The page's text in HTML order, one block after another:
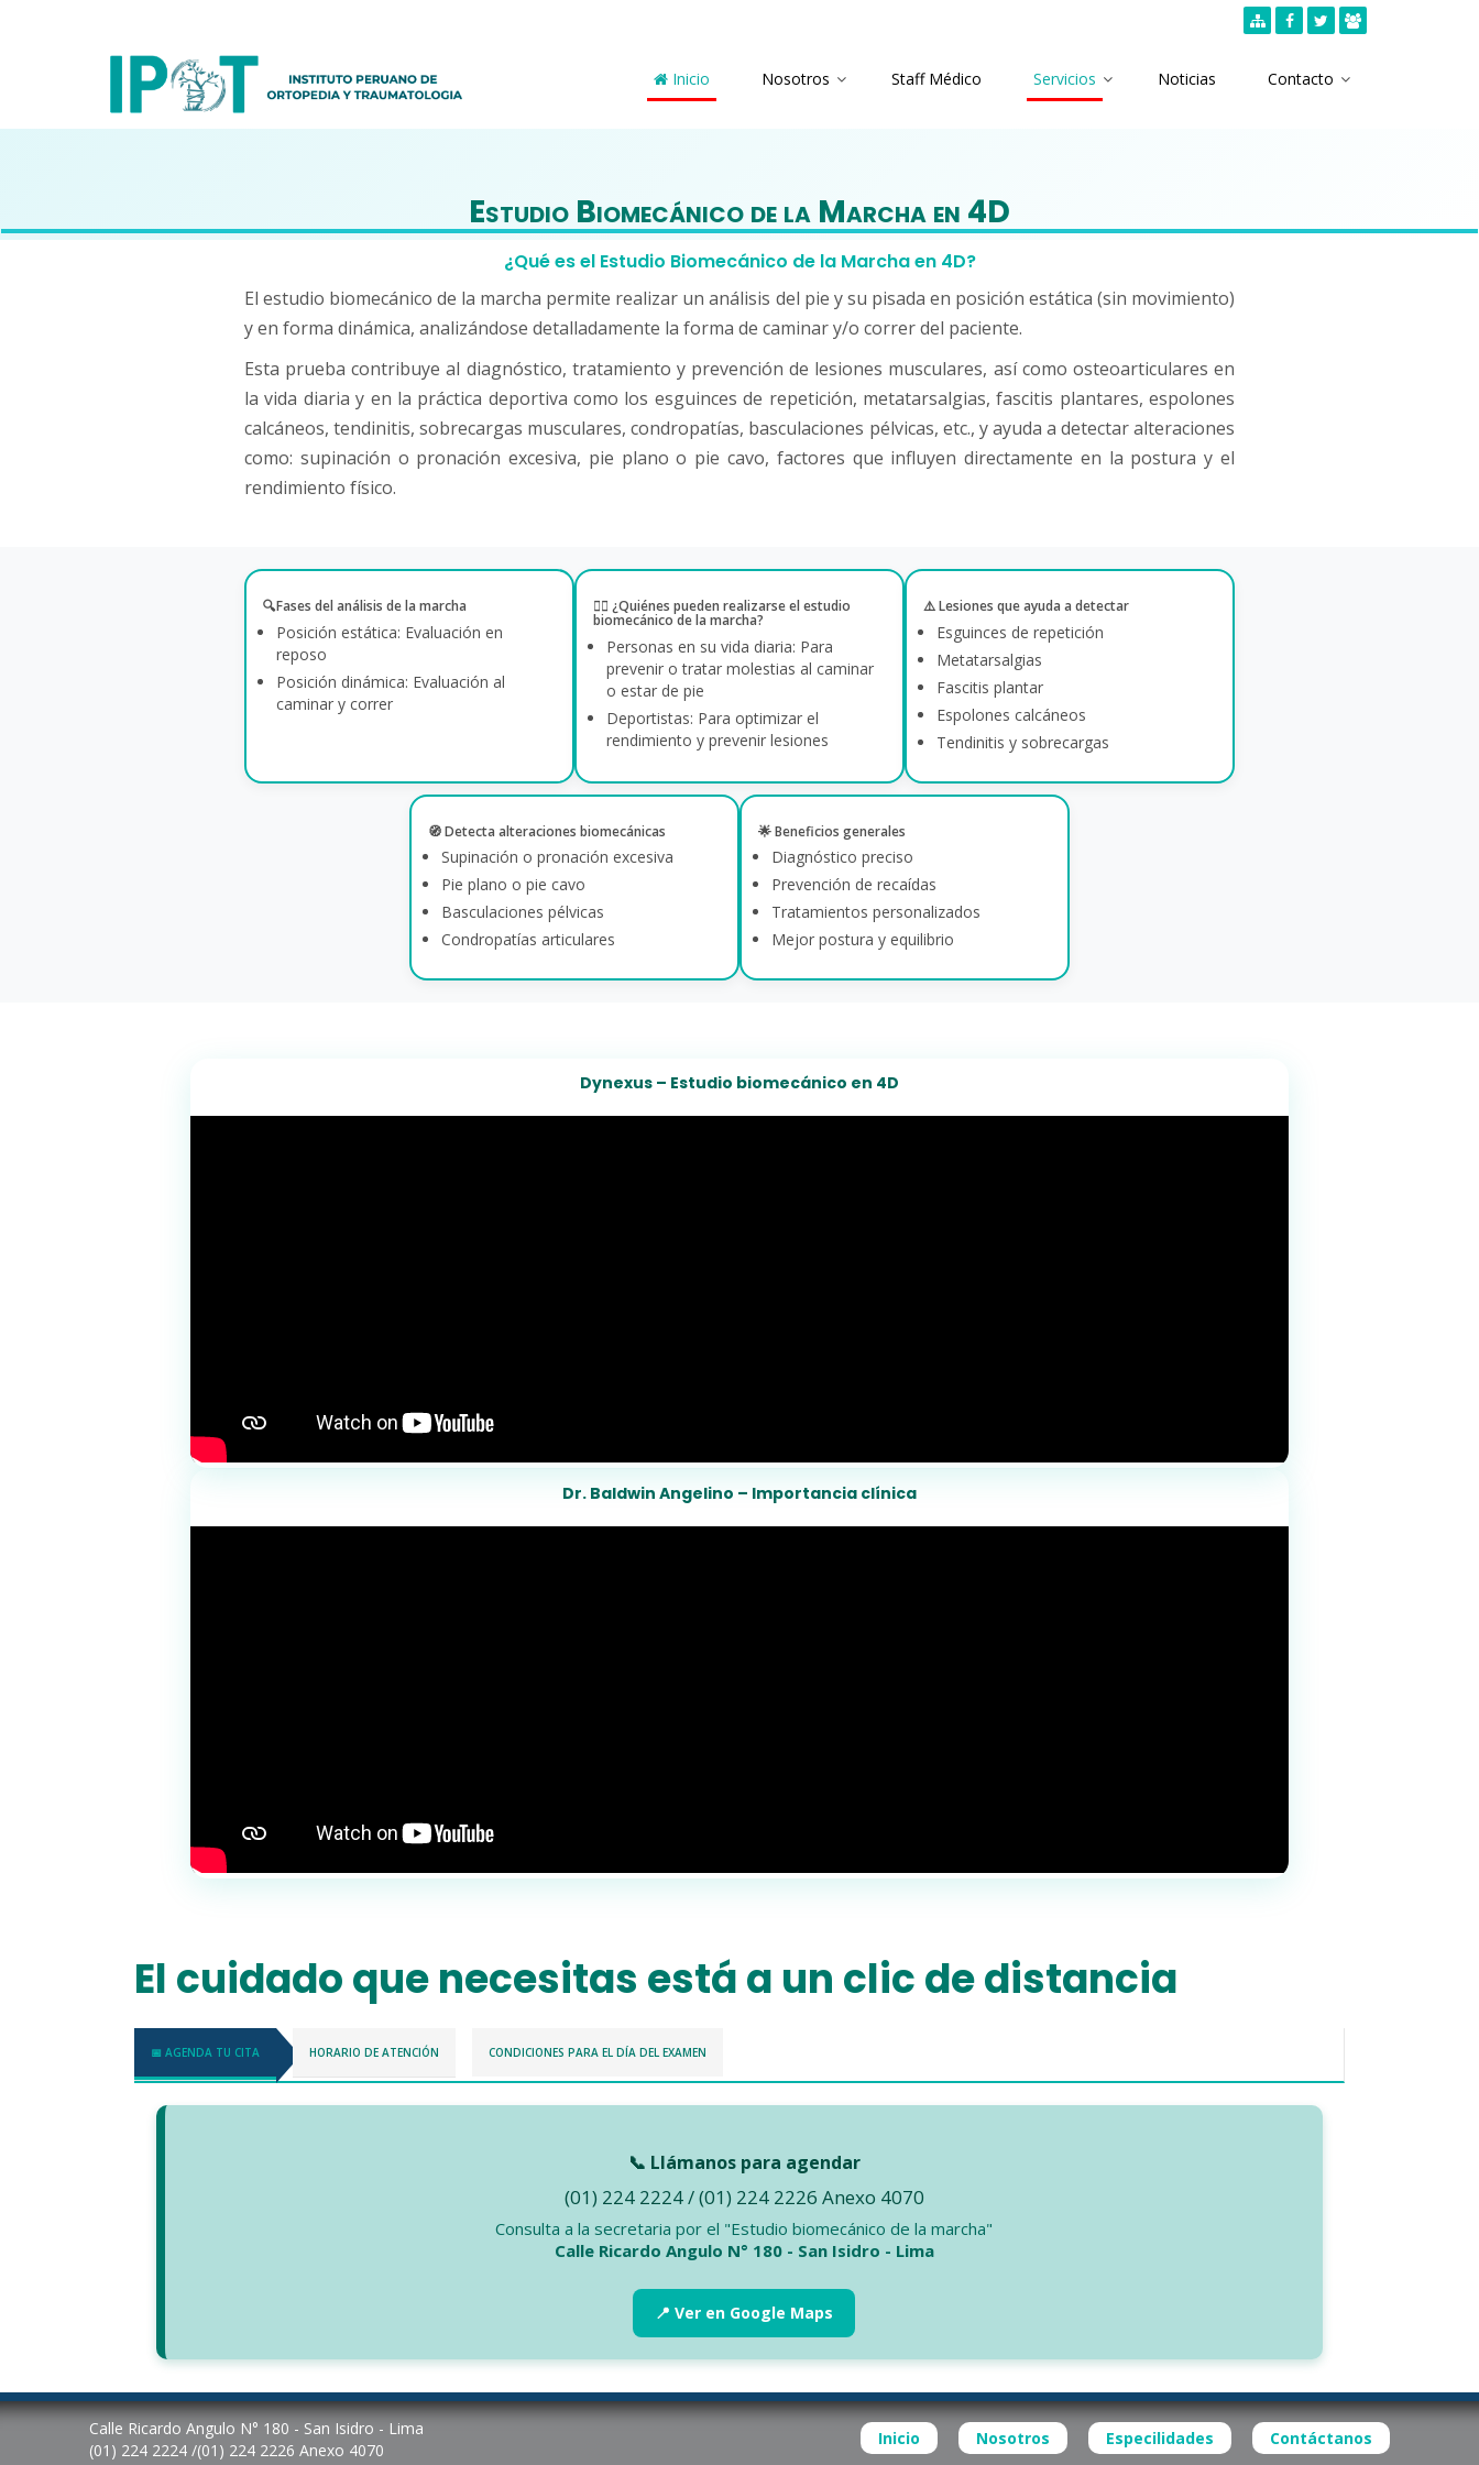
Inicio Nosotros Staff Médico Servicios Noticias Contacto
Estudio Biomecánico de la Marcha en 4D
¿Qué es el Estudio Biomecánico de la Marcha en 4D?
El estudio biomecánico de la marcha permite realizar un análisis del pie y su pisada en posición estática (sin movimiento)
y en forma dinámica, analizándose detalladamente la forma de caminar y/o correr del paciente.
Esta prueba contribuye al diagnóstico, tratamiento y prevención de lesiones musculares, así como osteoarticulares en
la vida diaria y en la práctica deportiva como los esguinces de repetición, metatarsalgias, fascitis plantares, espolones
calcáneos, tendinitis, sobrecargas musculares, condropatías, basculaciones pélvicas, etc., y ayuda a detectar alteraciones
como: supinación o pronación excesiva, pie plano o pie cavo, factores que influyen directamente en la postura y el
rendimiento físico.
🔍Fases del análisis de la marcha
Posición estática: Evaluación en
reposo
Posición dinámica: Evaluación al
caminar y correr
🏃‍♀️ ¿Quiénes pueden realizarse el estudio
biomecánico de la marcha?
Personas en su vida diaria: Para
prevenir o tratar molestias al caminar
o estar de pie
Deportistas: Para optimizar el
rendimiento y prevenir lesiones
⚠️ Lesiones que ayuda a detectar
Esguinces de repetición
Metatarsalgias
Fascitis plantar
Espolones calcáneos
Tendinitis y sobrecargas
🧭 Detecta alteraciones biomecánicas
Supinación o pronación excesiva
Pie plano o pie cavo
Basculaciones pélvicas
Condropatías articulares
🌟 Beneficios generales
Diagnóstico preciso
Prevención de recaídas
Tratamientos personalizados
Mejor postura y equilibrio
Dynexus – Estudio biomecánico en 4D
Dr. Baldwin Angelino – Importancia clínica
El cuidado que necesitas está a un clic de distancia
📅 AGENDA TU CITA HORARIO DE ATENCIÓN CONDICIONES PARA EL DÍA DEL EXAMEN
📞 Llámanos para agendar
(01) 224 2224 / (01) 224 2226 Anexo 4070
Consulta a la secretaria por el "Estudio biomecánico de la marcha"
Calle Ricardo Angulo N° 180 - San Isidro - Lima
📍 Ver en Google Maps
Calle Ricardo Angulo N° 180 - San Isidro - Lima
(01) 224 2224 /(01) 224 2226 Anexo 4070
Inicio Nosotros Especilidades Contáctanos